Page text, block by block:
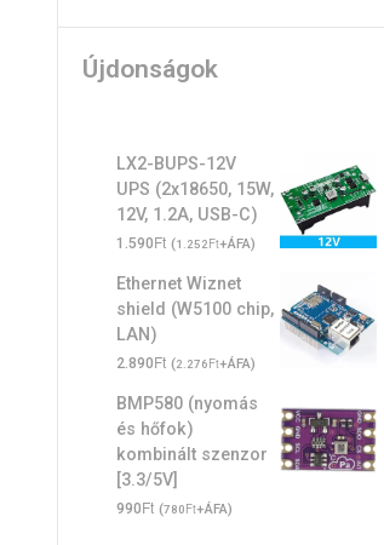
Újdonságok
LX2-BUPS-12V
UPS (2x18650, 15W,
12V, 1.2A, USB-C)
1.590Ft (1.252Ft+ÁFA)
Ethernet Wiznet
shield (W5100 chip,
LAN)
2.890Ft (2.276Ft+ÁFA)
BMP580 (nyomás
és hőfok)
kombinált szenzor
[3.3/5V]
990Ft (780Ft+ÁFA)